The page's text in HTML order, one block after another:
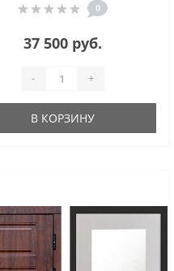
0
37 500 руб.
- +
В КОРЗИНУ